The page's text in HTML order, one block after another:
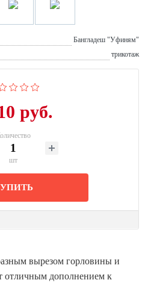
Бангладеш "Уфиням"
трикотаж
руб.
шт
вырезом горловины и
отличным дополнением к